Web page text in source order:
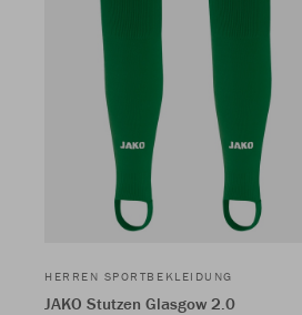
HERREN SPORTBEKLEIDUNG
JAKO Stutzen Glasgow 2.0